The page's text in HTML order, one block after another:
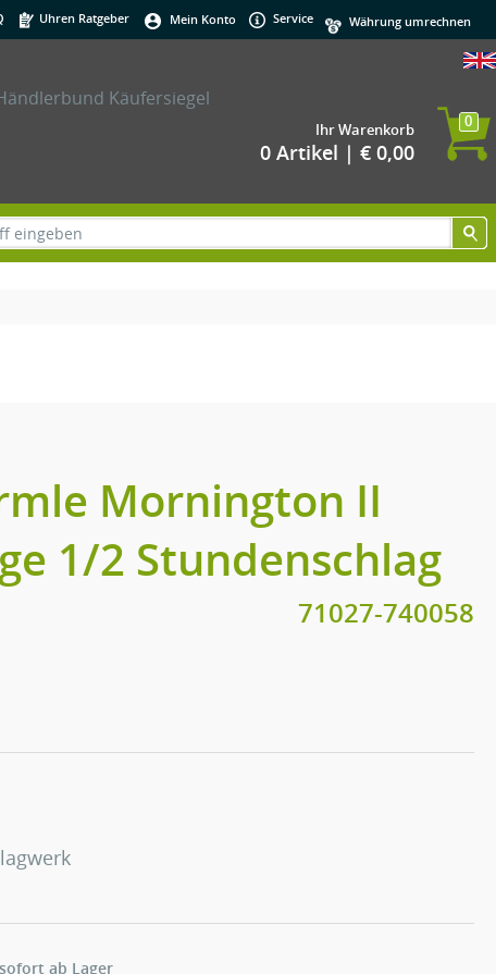
Uhren Ratgeber Mein Konto Service
0
Ihr Warenkorb
0 Artikel | € 0,00
Mornington II
1/2 Stundenschlag
71027-740058